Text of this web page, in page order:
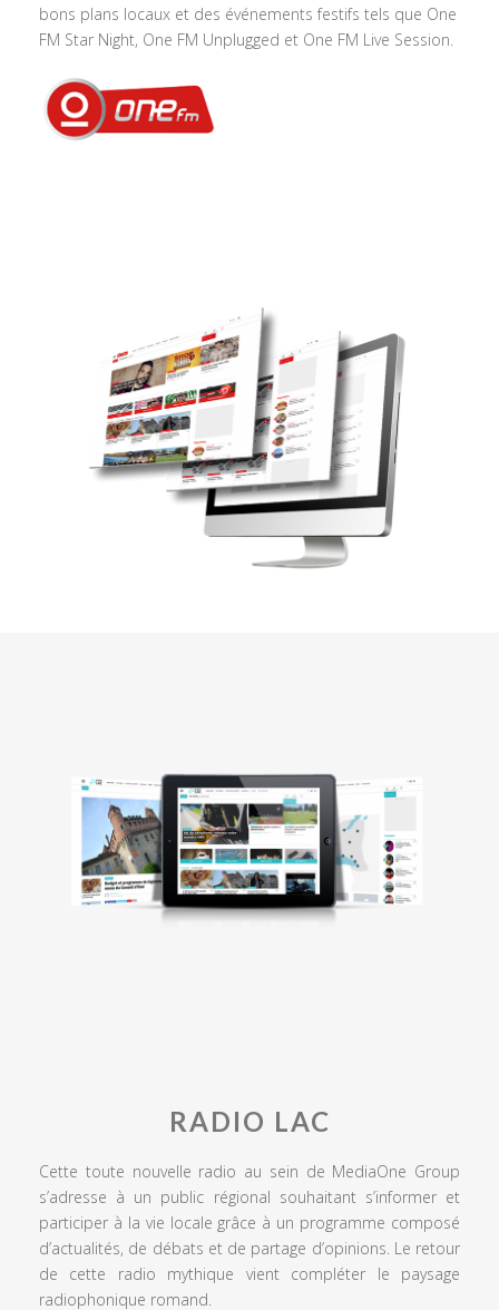
bons plans locaux et des événements festifs tels que One
FM Star Night, One FM Unplugged et One FM Live Session.
RADIO LAC
Cette toute nouvelle radio au sein de MediaOne Group
s’adresse à un public régional souhaitant s’informer et
participer à la vie locale grâce à un programme composé
d’actualités, de débats et de partage d’opinions. Le retour
de cette radio mythique vient compléter le paysage
radiophonique romand.